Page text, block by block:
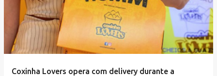
Coxinha Lovers opera com delivery durante a